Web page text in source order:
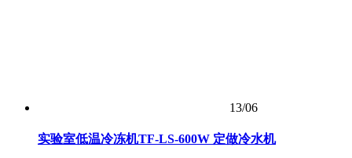
13/06
实验室低温冷冻机TF-LS-600W 定做冷水机